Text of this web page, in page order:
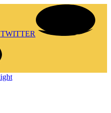
TWITTER